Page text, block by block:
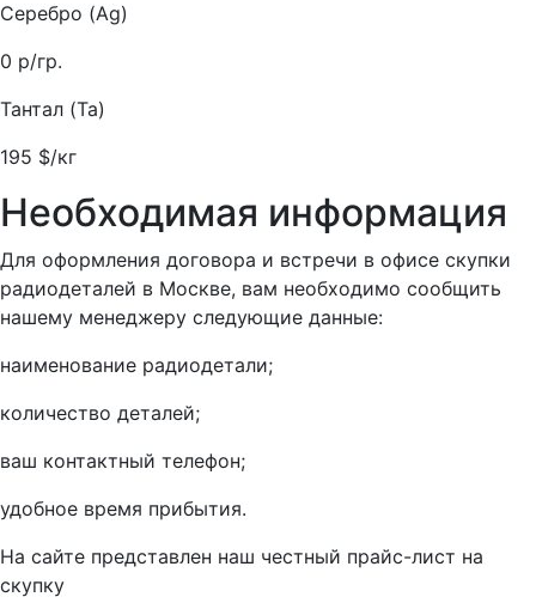
Серебро (Ag)
0 р/гр.
Тантал (Ta)
195 $/кг
Необходимая информация
Для оформления договора и встречи в офисе скупки
радиодеталей в Москве, вам необходимо сообщить
нашему менеджеру следующие данные:
наименование радиодетали;
количество деталей;
ваш контактный телефон;
удобное время прибытия.
На сайте представлен наш честный прайс-лист на
скупку